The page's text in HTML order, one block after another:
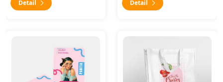
Detail Detail
Detail Tas Spunbond